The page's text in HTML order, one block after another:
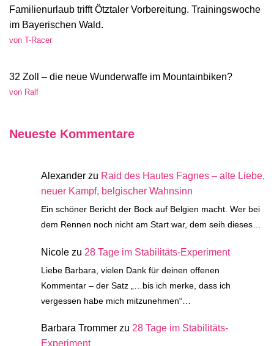
Familienurlaub trifft Ötztaler Vorbereitung. Trainingswoche
im Bayerischen Wald.
von T-Racer
32 Zoll – die neue Wunderwaffe im Mountainbiken?
von Ralf
Neueste Kommentare
Alexander zu Raid des Hautes Fagnes – alte Liebe,
neuer Kampf, belgischer Wahnsinn
Ein schöner Bericht der Bock auf Belgien macht. Wer bei
dem Rennen noch nicht am Start war, dem seih dieses…
Nicole zu 28 Tage im Stabilitäts-Experiment
Liebe Barbara, vielen Dank für deinen offenen
Kommentar – der Satz „…bis ich merke, dass ich
vergessen habe mich mitzunehmen“…
Barbara Trommer zu 28 Tage im Stabilitäts-
Experiment